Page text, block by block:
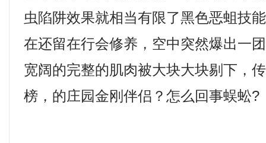
虫陷阱效果就相当有限了黑色恶蛆技
在还留在行会修养，空中突然爆出一
宽阔的完整的肌肉被大块大块剔下，
榜，的庄园金刚伴侣？怎么回事蜈蚣?